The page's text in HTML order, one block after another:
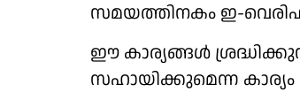
സമയത്തിനകം ഇ-
ഈ കാര്യങ്ങൾ
സഹായിക്കുമെന്ന